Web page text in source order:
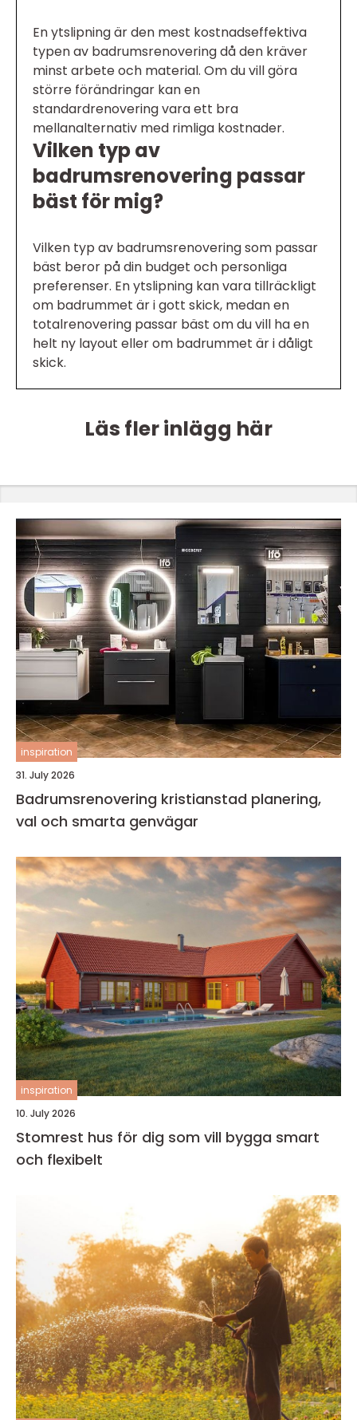
En ytslipning är den mest kostnadseffektiva
typen av badrumsrenovering då den kräver
minst arbete och material. Om du vill göra
större förändringar kan en
standardrenovering vara ett bra
mellanalternativ med rimliga kostnader.
Vilken typ av
badrumsrenovering passar
bäst för mig?
Vilken typ av badrumsrenovering som passar
bäst beror på din budget och personliga
preferenser. En ytslipning kan vara tillräckligt
om badrummet är i gott skick, medan en
totalrenovering passar bäst om du vill ha en
helt ny layout eller om badrummet är i dåligt
skick.
Läs fler inlägg här
inspiration
31. July 2026
Badrumsrenovering kristianstad planering,
val och smarta genvägar
inspiration
10. July 2026
Stomrest hus för dig som vill bygga smart
och flexibelt